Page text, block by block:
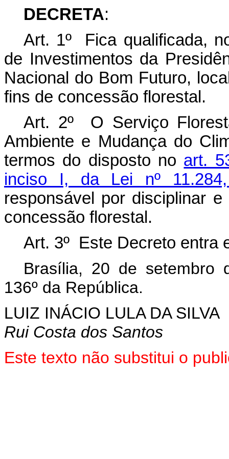
DECRETA:
Art. 1º Fica qualificada,
de Investimentos da
Nacional do Bom Futuro,
fins de concessão florestal.
Art. 2º O Serviço
Ambiente e Mudança do
termos do disposto no art.
inciso I, da Lei nº
responsável por disciplinar
concessão florestal.
Art. 3º Este Decreto entra
Brasília, 20 de setembro
136º da República.
LUIZ INÁCIO LULA DA SILVA
Rui Costa dos Santos
Este texto não substitui o